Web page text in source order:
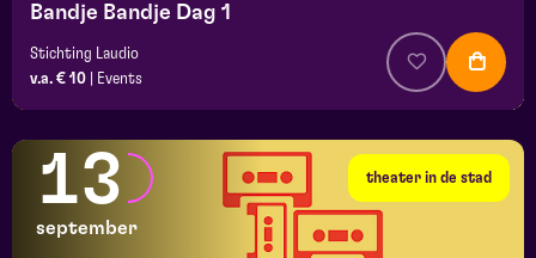
Bandje Bandje Dag 1
Stichting Laudio
v.a. € 10
Events
theater in de stad
13
september